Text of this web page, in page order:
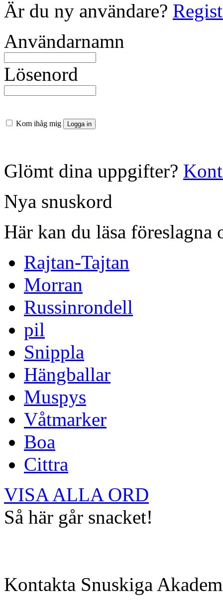
Är du ny användare?
Användarnamn
Lösenord
Kom ihåg mig
Glömt dina uppgifter?
Nya snuskord
Här kan du läsa föreslagna
Rajtan-Tajtan
Morran
Russinrondell
pil
Snippla
Hängballar
Muspys
Våtmarker
Boa
Cittra
VISA ALLA ORD
Så här går snacket!
Kontakta Snuskiga